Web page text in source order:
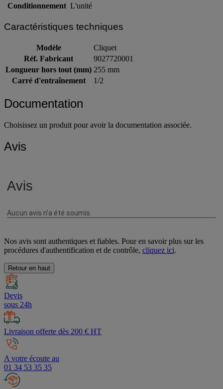
Conditionnement L'unité
Caractéristiques techniques
Modèle
Cliquet
Réf. Fabricant
9027720001
Longueur hors tout (mm) 255 mm
Carré d'entraînement
1/2
Documentation
Choisissez un produit pour avoir la documentation associée.
Avis
Nos avis sont authentiques et fiables. Pour en savoir plus sur les
procédures d'authentification et de contrôle, cliquez ici.
Retour en haut
Devis
sous 24h
Livraison offerte dès 200 € HT
A votre écoute au
01 34 53 35 35